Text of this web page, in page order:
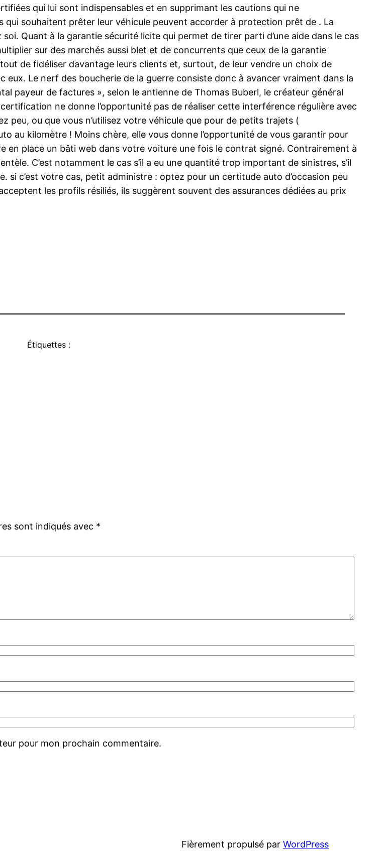
qui lui sont indispensables et en supprimant les cautions qui ne
qui souhaitent prêter leur véhicule peuvent accorder à protection prêt de . La
Quant à la garantie sécurité licite qui permet de tirer parti d’une aide dans le cas
sur des marchés aussi blet et de concurrents que ceux de la garantie
de fidéliser davantage leurs clients et, surtout, de leur vendre un choix de
eux. Le nerf des boucherie de la guerre consiste donc à avancer vraiment dans la
payeur de factures », selon le antienne de Thomas Buberl, le créateur général
ne donne l’opportunité pas de réaliser cette interférence régulière avec
peu, ou que vous n’utilisez votre véhicule que pour de petits trajets (
au kilomètre ! Moins chère, elle vous donne l’opportunité de vous garantir pour
en place un bâti web dans votre voiture une fois le contrat signé. Contrairement à
C’est notamment le cas s’il a eu une quantité trop important de sinistres, s’il
si c’est votre cas, petit administre : optez pour un certitude auto d’occasion peu
les profils résiliés, ils suggèrent souvent des assurances dédiées au prix
Étiquettes :
sont indiqués avec *
pour mon prochain commentaire.
Fièrement propulsé par WordPress